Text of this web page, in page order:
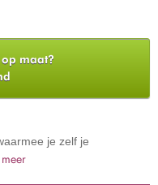
maat?
je zelf je
meer